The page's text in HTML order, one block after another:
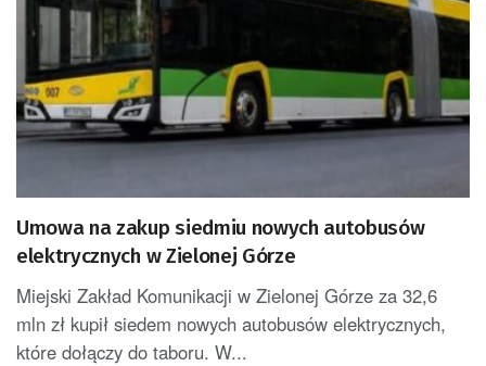
Umowa na zakup siedmiu nowych autobusów
elektrycznych w Zielonej Górze
Miejski Zakład Komunikacji w Zielonej Górze za 32,6
mln zł kupił siedem nowych autobusów elektrycznych,
które dołączy do taboru. W...